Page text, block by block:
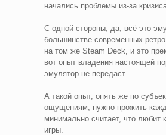
начались проблемы из-за
С одной стороны, да, всё это
большинстве современных
на том же Steam Deck, и это
вот опыт владения настоящей
эмулятор не передаст.
А такой опыт, опять же по
ощущениям, нужно прожить
минимально считает, что любит
игры.